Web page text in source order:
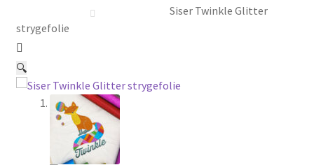
Kasse
Handelsbetingelser hos Foliecut
Min Konto
Inspiration
Siser Twinkle Glitter
strygefolie
🔍